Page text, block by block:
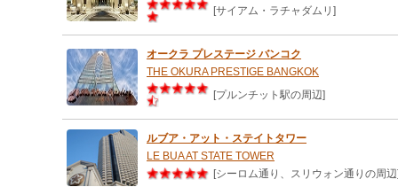
[サイアム・ラチャダムリ]
オークラ プレステージ バンコク
THE OKURA PRESTIGE BANGKOK
[プルンチット駅の周辺]
ルブア・アット・ステイトタワー
LE BUA AT STATE TOWER
[シーロム通り、スリウォン通りの周